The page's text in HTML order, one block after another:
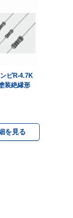
ンピR-4.7K
装絶縁形
を見る